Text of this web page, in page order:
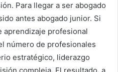
Para llegar a ser abogado
antes abogado junior. Si
aprendizaje profesional
número de profesionales
estratégico, liderazgo